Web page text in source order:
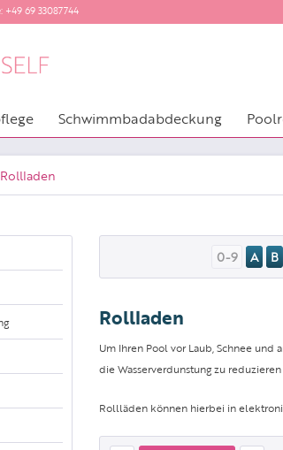
+49 69 33087744
Schwimmbadabdeckung
Rollladen
0-9 A B
Rollladen
Um Ihren Pool vor Laub, Schnee
die Wasserverdunstung zu
Rollläden können hierbei in